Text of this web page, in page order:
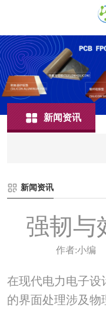
新闻资讯
新闻资讯
强韧与
作者:小编
在现代电力电子设
的界面处理涉及物